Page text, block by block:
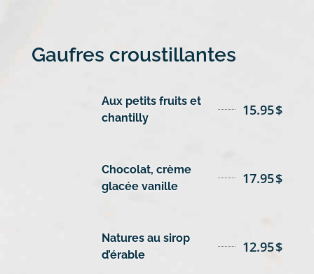
Gaufres croustillantes
Aux petits fruits et
chantilly
$
15.95
Chocolat, crème
glacée vanille
$
17.95
Natures au sirop
d’érable
$
12.95